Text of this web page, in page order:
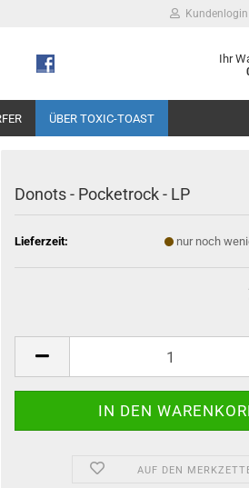
Kundenlogin
Ihr
ÜBER TOXIC-TOAST
Donots - Pocketrock - LP
Lieferzeit: nur noch
AUF DEN